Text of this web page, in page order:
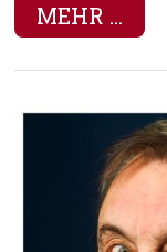
MEHR ...